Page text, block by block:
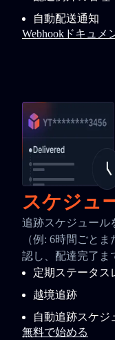
自動配送通知
Webhookドキュメ
スケジュ
追跡スケジュール
（例: 6時間ごと
認し、配達完了ま
定期ステータス
越境追跡
自動追跡スケジ
無料で始める